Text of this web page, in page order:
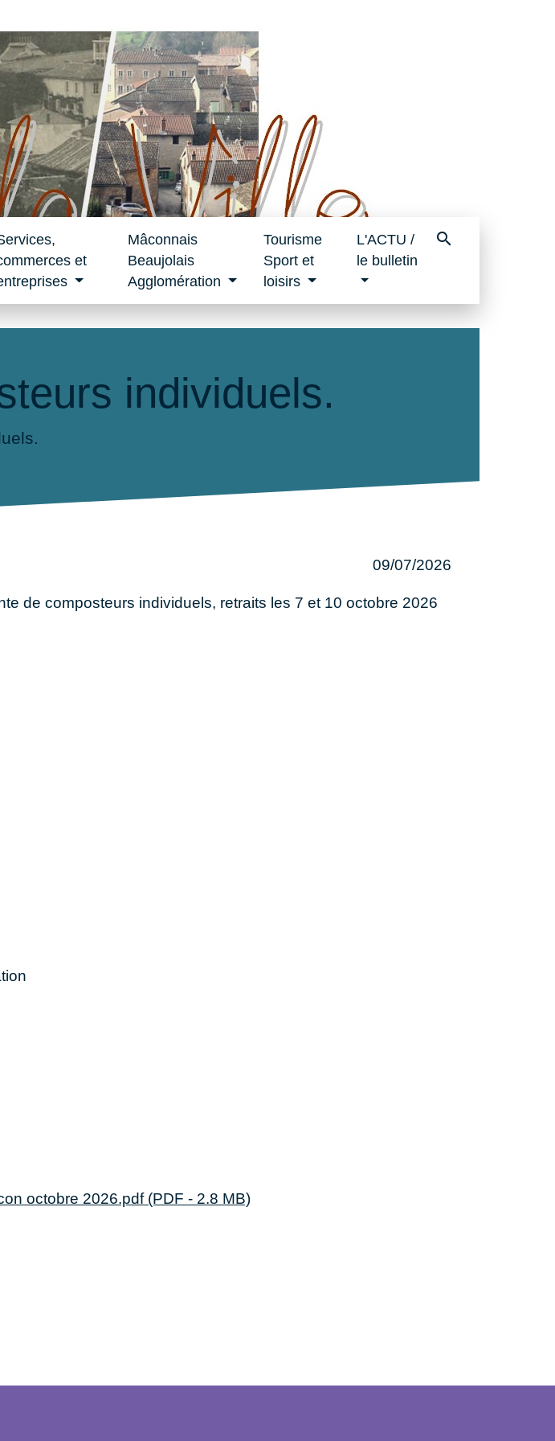
et
Mâconnais
Beaujolais
Agglomération
Tourisme
Sport et
loisirs
L'ACTU /
le bulletin
search
individuels.
09/07/2026
de composteurs individuels, retraits les 7 et 10 octobre 2026
octobre 2026.pdf (PDF - 2.8 MB)